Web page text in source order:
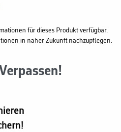
für dieses Produkt verfügbar.
in naher Zukunft nachzupflegen.